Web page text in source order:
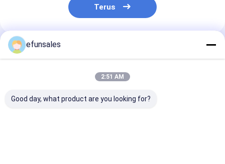
Terus
Rekomendasi Produk
efunsales
2:51 AM
Good day, what product are you looking for?